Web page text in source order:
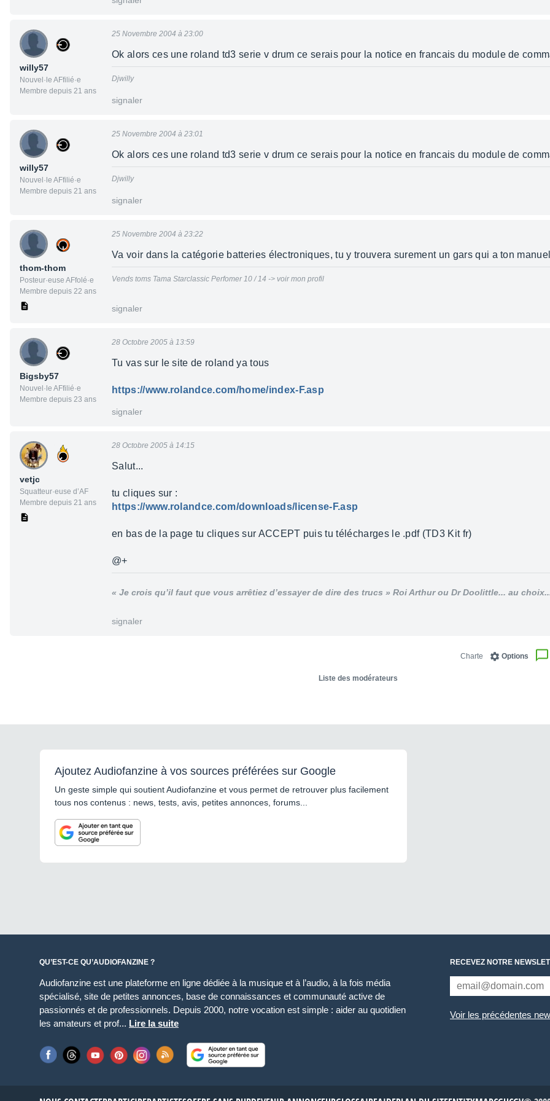
willy57
Nouvel·le AFfilié·e
Membre depuis 21 ans
25 Novembre 2004 à 23:00
Ok alors ces une roland td3 serie v drum ce serais pour la notice en francais du module de
Djwilly
signaler
willy57
Nouvel·le AFfilié·e
Membre depuis 21 ans
25 Novembre 2004 à 23:01
Ok alors ces une roland td3 serie v drum ce serais pour la notice en francais du module de
Djwilly
signaler
thom-thom
Posteur·euse AFfolé·e
Membre depuis 22 ans
25 Novembre 2004 à 23:22
Va voir dans la catégorie batteries électroniques, tu y trouvera surement un gars qui a ton
Vends toms Tama Starclassic Perfomer 10 / 14 -> voir mon profil
signaler
Bigsby57
Nouvel·le AFfilié·e
Membre depuis 23 ans
28 Octobre 2005 à 13:59
Tu vas sur le site de roland ya tous
https://www.rolandce.com/home/index-F.asp
signaler
vetjc
Squatteur·euse d’AF
Membre depuis 21 ans
28 Octobre 2005 à 14:15
Salut...
tu cliques sur :
https://www.rolandce.com/downloads/license-F.asp
en bas de la page tu cliques sur ACCEPT puis tu télécharges le .pdf (TD3 Kit fr)
@+
« Je crois qu’il faut que vous arrêtiez d’essayer de dire des trucs » Roi Arthur ou Dr Doolittle... au
signaler
Options
Charte
Liste des modérateurs
Ajoutez Audiofanzine à vos sources préférées sur Google
Un geste simple qui soutient Audiofanzine et vous permet de retrouver plus facilement
tous nos contenus : news, tests, avis, petites annonces, forums...
QU’EST-CE QU’AUDIOFANZINE ?
Audiofanzine est une plateforme en ligne dédiée à la musique et à l’audio, à la fois média
spécialisé, site de petites annonces, base de connaissances et communauté active de
passionnés et de professionnels. Depuis 2000, notre vocation est simple : aider au quotidien
les amateurs et prof... Lire la suite
RECEVEZ NOTRE
Voir les précédentes